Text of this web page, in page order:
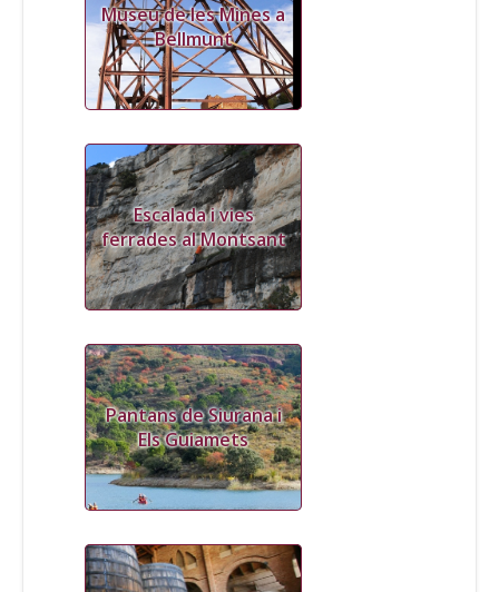
Museu de les Mines a
Bellmunt
Escalada i vies
ferrades al Montsant
Pantans de Siurana i
Els Guiamets